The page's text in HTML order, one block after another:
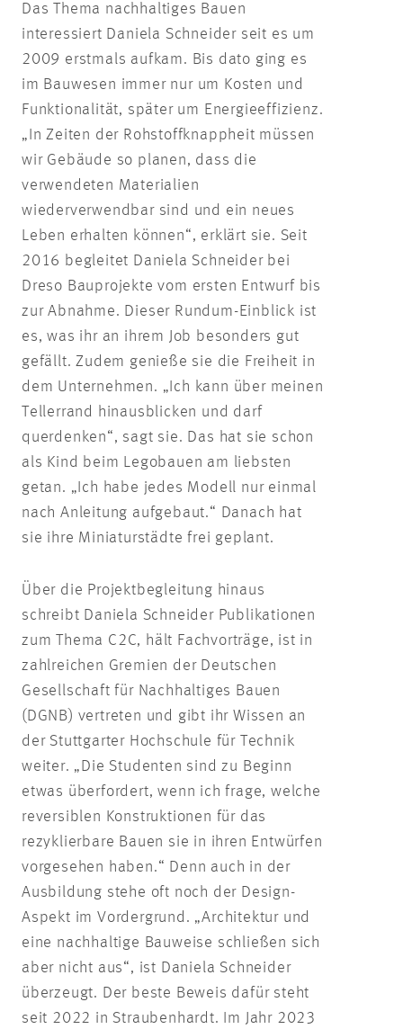
Das Thema nachhaltiges Bauen
interessiert Daniela Schneider seit es um
2009 erstmals aufkam. Bis dato ging es
im Bauwesen immer nur um Kosten und
Funktionalität, später um Energieeffizienz.
„In Zeiten der Rohstoffknappheit müssen
wir Gebäude so planen, dass die
verwendeten Materialien
wiederverwendbar sind und ein neues
Leben erhalten können“, erklärt sie. Seit
2016 begleitet Daniela Schneider bei
Dreso Bauprojekte vom ersten Entwurf bis
zur Abnahme. Dieser Rundum-Einblick ist
es, was ihr an ihrem Job besonders gut
gefällt. Zudem genieße sie die Freiheit in
dem Unternehmen. „Ich kann über meinen
Tellerrand hinausblicken und darf
querdenken“, sagt sie. Das hat sie schon
als Kind beim Legobauen am liebsten
getan. „Ich habe jedes Modell nur einmal
nach Anleitung aufgebaut.“ Danach hat
sie ihre Miniaturstädte frei geplant.
Über die Projektbegleitung hinaus
schreibt Daniela Schneider Publikationen
zum Thema C2C, hält Fachvorträge, ist in
zahlreichen Gremien der Deutschen
Gesellschaft für Nachhaltiges Bauen
(DGNB) vertreten und gibt ihr Wissen an
der Stuttgarter Hochschule für Technik
weiter. „Die Studenten sind zu Beginn
etwas überfordert, wenn ich frage, welche
reversiblen Konstruktionen für das
rezyklierbare Bauen sie in ihren Entwürfen
vorgesehen haben.“ Denn auch in der
Ausbildung stehe oft noch der Design-
Aspekt im Vordergrund. „Architektur und
eine nachhaltige Bauweise schließen sich
aber nicht aus“, ist Daniela Schneider
überzeugt. Der beste Beweis dafür steht
seit 2022 in Straubenhardt. Im Jahr 2023